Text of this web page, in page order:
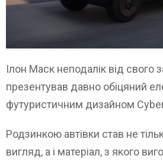
Ілон Маск неподалік від свого
презентував давно обіцяний
футуристичним дизайном
Родзинкою автівки став не
вигляд, а і матеріал, з якого